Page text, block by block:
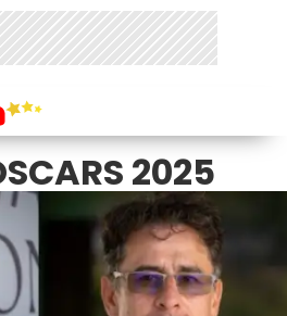
2025